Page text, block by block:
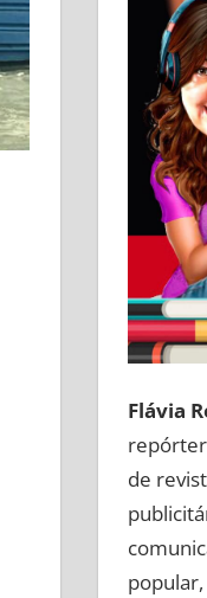
Flávia
de